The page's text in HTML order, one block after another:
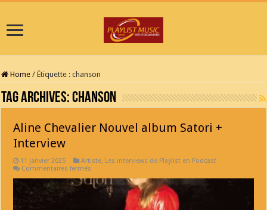
Home / Étiquette :chanson
Tag Archives:chanson
Aline Chevalier Nouvel album Satori +
Interview
11 janvier 2025 Artiste, Les interviews de Playlist en Podcast
Commentaires fermés
Chevalier
Nouvel
album